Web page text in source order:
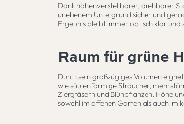
Dank höhenverstellbarer, drehbarer
unebenem Untergrund sicher und
Ergebnis bleibt immer optisch klar und
Raum für grüne
Durch sein großzügiges Volumen
wie säulenförmige Sträucher,
Ziergräsern und Blühpflanzen. Höhe
sowohl im offenen Garten als auch im